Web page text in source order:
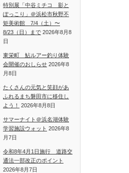
特別展「中谷ミチコ 影と
ぽっこり」＠浜松市秋野不
矩美術館 7/4（土）〜
8/23（日）まで 2026年8月8
日
東栄町 鮎ルアー釣り体験
会開催のおしらせ 2026年8
月8日
たくさんの元気と笑顔があ
ふれるまち磐田市に移住し
よう！
2026年8月8日
サマーナイト＠浜名湖体験
学習施設ウォット 2026年8
月7日
令和8年4月1日施行 道路交
通法一部改正のポイント
2026年8月7日